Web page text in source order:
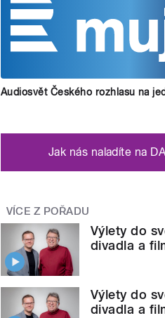
Audiosvět Českého rozhlasu na
Jak nás naladíte na
VÍCE Z POŘADU
Výlety do
divadla a
Výlety do
divadla a